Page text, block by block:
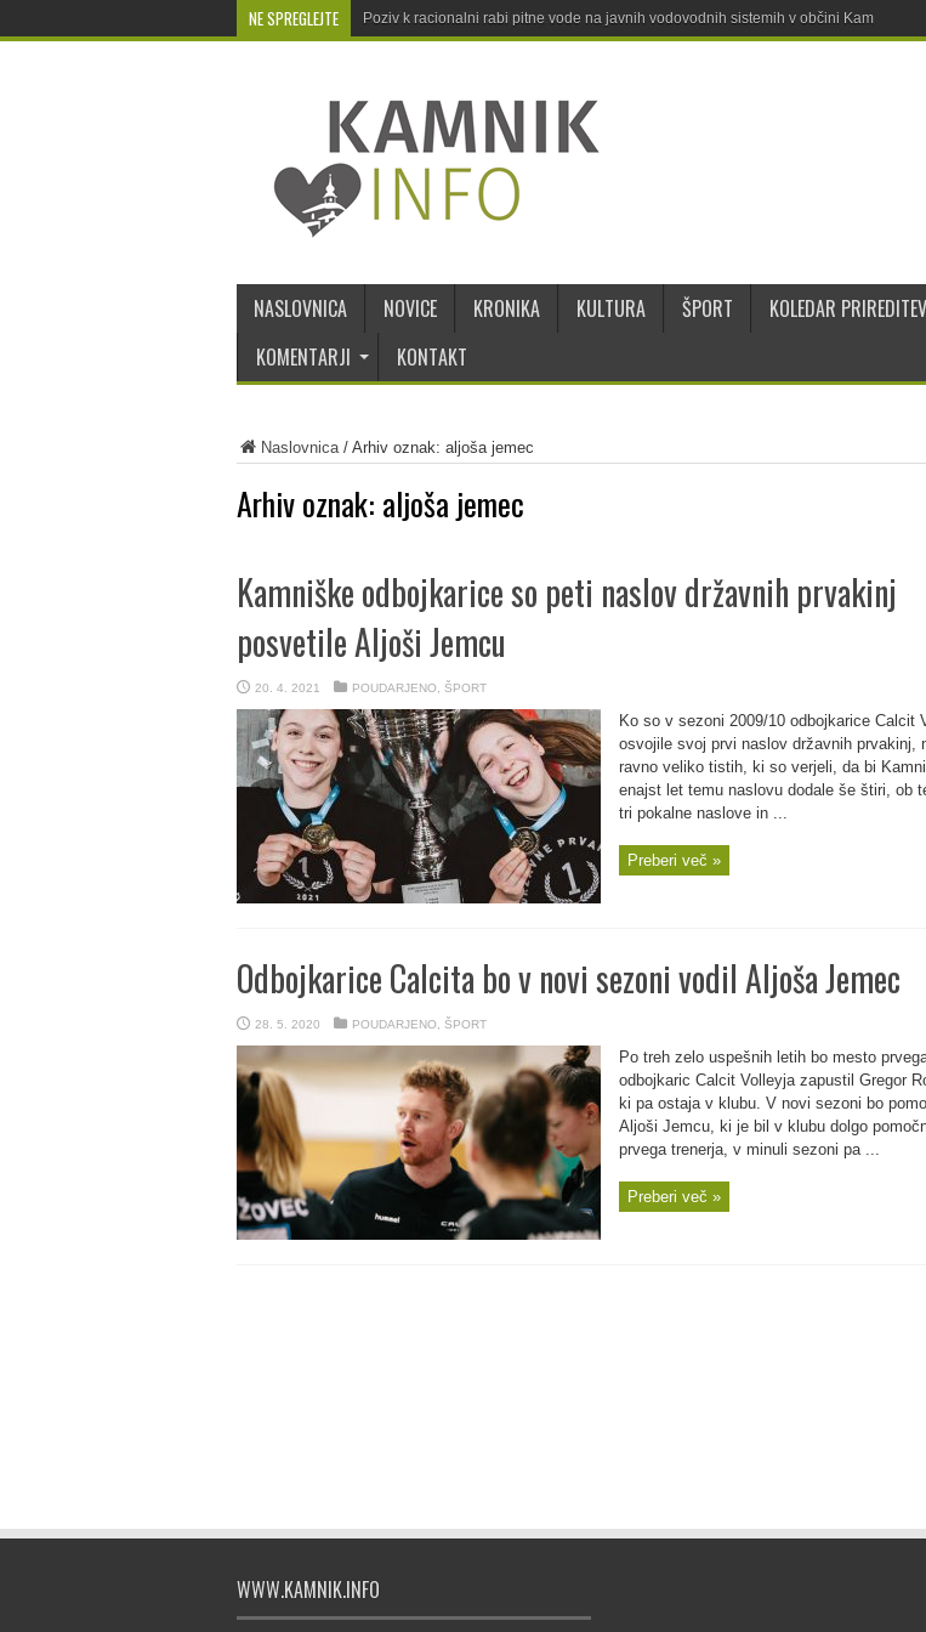
NE SPREGLEJTE Poziv k racionalni rabi pitne vode na javnih vodovodnih sistemih v občini Kamnik
NASLOVNICA NOVICE KRONIKA KULTURA ŠPORT KOLEDAR PRIREDITEV
KOMENTARJI
KONTAKT
Naslovnica/ Arhiv oznak: aljoša jemec
Arhiv oznak: aljoša jemec
Kamniške odbojkarice so peti naslov državnih prvakinj
posvetile Aljoši Jemcu
20. 4. 2021 POUDARJENO ŠPORT
Ko so v sezoni 2009/10 odbojkarice Calcit
osvojile svoj prvi naslov državnih prvakinj,
ravno veliko tistih, ki so verjeli, da bi
enajst let temu naslovu dodale še štiri, ob
tri pokalne naslove in ...
Preberi več »
Odbojkarice Calcita bo v novi sezoni vodil Aljoša Jemec
28. 5. 2020 POUDARJENO ŠPORT
Po treh zelo uspešnih letih bo mesto
odbojkaric Calcit Volleyja zapustil Gregor
ki pa ostaja v klubu. V novi sezoni bo
Aljoši Jemcu, ki je bil v klubu dolgo
prvega trenerja, v minuli sezoni pa ...
Preberi več »
WWW.KAMNIK.INFO